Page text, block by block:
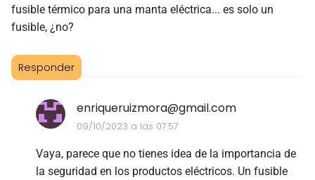
fusible térmico para una manta eléctrica... es solo un
fusible, ¿no?
Responder
enriqueruizmora@gmail.com
09/10/2023 a las 07:57
Vaya, parece que no tienes idea de la importancia de
la seguridad en los productos eléctricos. Un fusible